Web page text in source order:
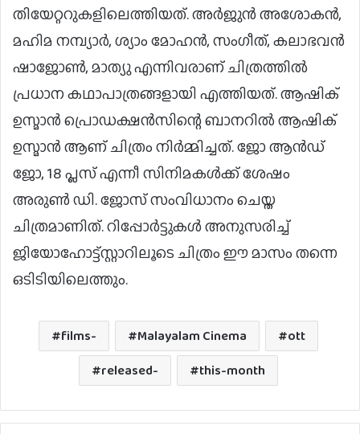
തിയേറ്ററുകളിലെത്തിയത്. അർജുന്‍ അശോകൻ,
മഹിമ നമ്പ്യാർ, ശ്യാം മോഹൻ, സംഗീത്, കലാഭവൻ
ഷാജോൺ, മാത്യു എന്നിവരാണ് ചിത്രത്തിൽ
പ്രധാന കഥാപാത്രങ്ങളായി എത്തിയത്. ആഷിക്
ഉസ്മാൻ പ്രൊഡക്ഷൻസിന്റെ ബാനറിൽ ആഷിക്
ഉസ്മാൻ ആണ് ചിത്രം നിർമ്മിച്ചത്. ജോ ആൻഡ്
ജോ, 18 പ്ലസ് എന്നീ സിനിമകൾക്ക് ശേഷം
അരുൺ ഡി. ജോസ് സംവിധാനം ചെയ്ത
ചിത്രമാണിത്. റിപ്പോർട്ടുകൾ അനുസരിച്ച്
ജിയോഹോട്ട്‌സ്റ്റാറിലൂടെ ചിത്രം ഈ മാസം തന്നെ
ഒടിടിയിലെത്തും.
films- Malayalam Cinema
ott
released-
this-month